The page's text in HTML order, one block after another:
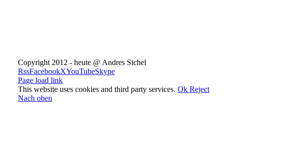
Copyright 2012 - heute @ Andres Sichel
RssFacebookXYouTubeSkype
Page load link
This website uses cookies and third party services. Ok Reject
Nach oben